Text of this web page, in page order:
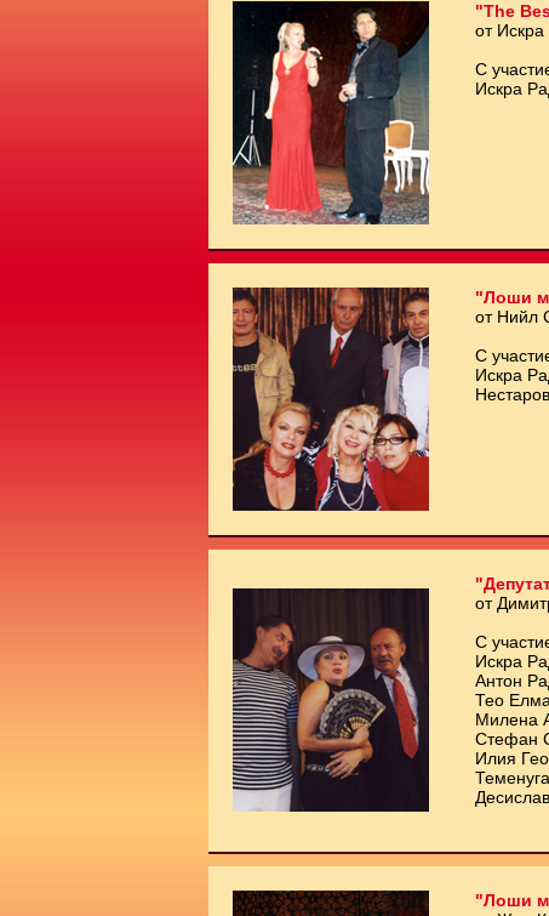
"The
от
С
Искра
"Лоши
от Нийл
С
Искра
от
С
Искра
Антон
Тео
Милена
Стефан
Илия
"Лоши